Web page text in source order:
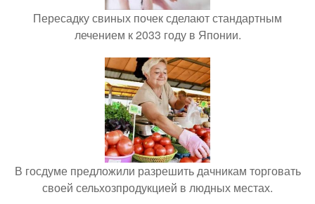
Пересадку свиных почек сделают стандартным
лечением к 2033 году в Японии.
В госдуме предложили разрешить дачникам торговать
своей сельхозпродукцией в людных местах.